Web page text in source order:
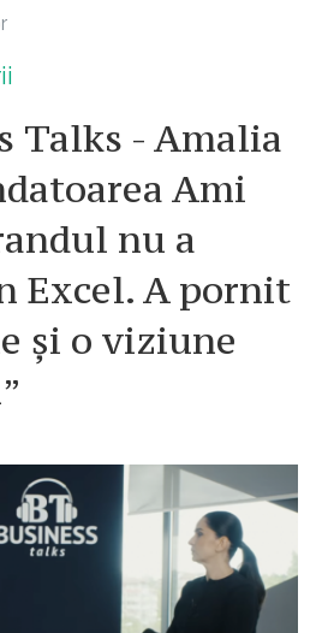
Talks - Amalia
Ami
nu a
Excel. A pornit
și o viziune